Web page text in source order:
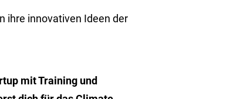
ihre innovativen Ideen der
mit Training und